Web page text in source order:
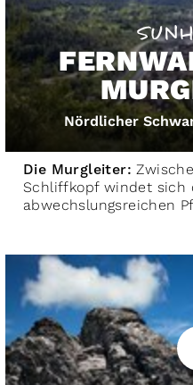
Nördlicher
Die Murgleiter:
Schliffkopf windet sich
abwechslungsreichen